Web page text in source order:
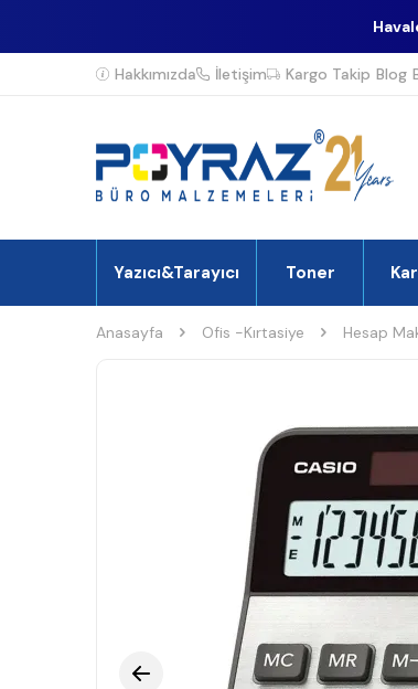
Hakkımızda İletişim Kargo Takip Blog
Yazıcı&Tarayıcı Toner
Anasayfa Ofis -Kırtasiye Hesap